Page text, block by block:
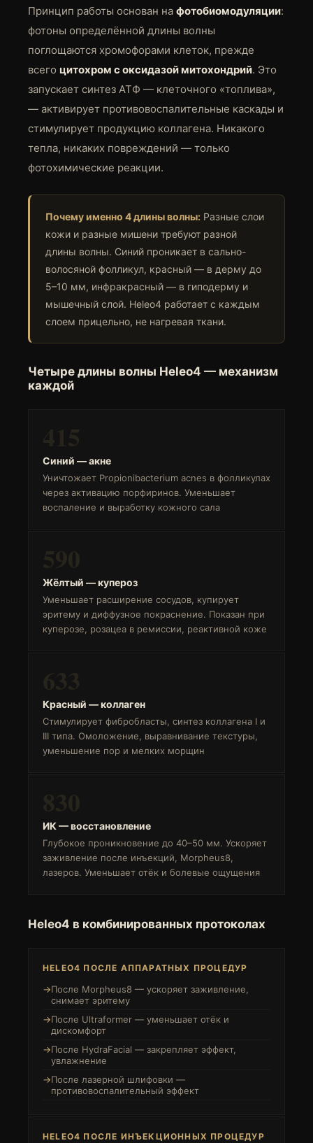
Принцип работы основан на фотобиомодуляции:
фотоны определённой длины волны
поглощаются хромофорами клеток, прежде
всего цитохром с оксидазой митохондрий. Это
запускает синтез АТФ — клеточного «топлива»,
— активирует противовоспалительные каскады и
стимулирует продукцию коллагена. Никакого
тепла, никаких повреждений — только
фотохимические реакции.
Почему именно 4 длины волны: Разные слои
кожи и разные мишени требуют разной
длины волны. Синий проникает в сально-
волосяной фолликул, красный — в дерму до
5–10 мм, инфракрасный — в гиподерму и
мышечный слой. Heleo4 работает с каждым
слоем прицельно, не нагревая ткани.
Четыре длины волны Heleo4 — механизм
каждой
Синий — акне
Уничтожает Propionibacterium acnes в фолликулах
через активацию порфиринов. Уменьшает
воспаление и выработку кожного сала
Жёлтый — купероз
Уменьшает расширение сосудов, купирует
эритему и диффузное покраснение. Показан при
куперозе, розацеа в ремиссии, реактивной коже
Красный — коллаген
Стимулирует фибробласты, синтез коллагена I и
III типа. Омоложение, выравнивание текстуры,
уменьшение пор и мелких морщин
ИК — восстановление
Глубокое проникновение до 40–50 мм. Ускоряет
заживление после инъекций, Morpheus8,
лазеров. Уменьшает отёк и болевые ощущения
Heleo4 в комбинированных протоколах
HELEO4 ПОСЛЕ АППАРАТНЫХ ПРОЦЕДУР
После Morpheus8 — ускоряет заживление,
снимает эритему
После Ultraformer — уменьшает отёк и
дискомфорт
После HydraFacial — закрепляет эффект,
увлажнение
После лазерной шлифовки —
противовоспалительный эффект
HELEO4 ПОСЛЕ ИНЪЕКЦИОННЫХ ПРОЦЕДУР